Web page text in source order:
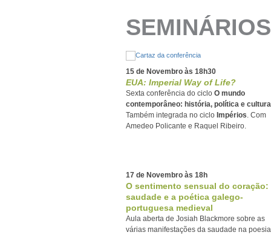
SEMINÁRIOS
15 de Novembro às 18h30
EUA: Imperial Way of Life?
Sexta conferência do ciclo O mundo
contemporâneo: história, política e cultura
Também integrada no ciclo Impérios. Com
Amedeo Policante e Raquel Ribeiro.
17 de Novembro às 18h
O sentimento sensual do coração:
saudade e a poética galego-
portuguesa medieval
Aula aberta de Josiah Blackmore sobre as
várias manifestações da saudade na poesia